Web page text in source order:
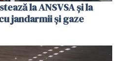
la ANSVSA și la
jandarmii și gaze